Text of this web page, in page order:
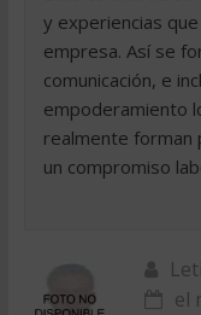
y experiencias
empresa. Así se
comunicación, e
empoderamiento
realmente forman
un compromiso
el